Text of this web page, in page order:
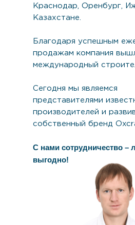
Краснодар, Оренбург,
Казахстане.
Благодаря успешным
продажам компания
международный
Сегодня мы являемся
представителями
производителей и
собственный бренд
С нами сотрудничество –
выгодно!